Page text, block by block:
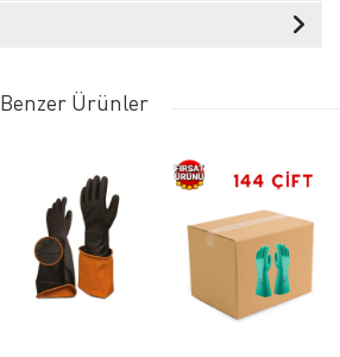
Benzer Ürünler